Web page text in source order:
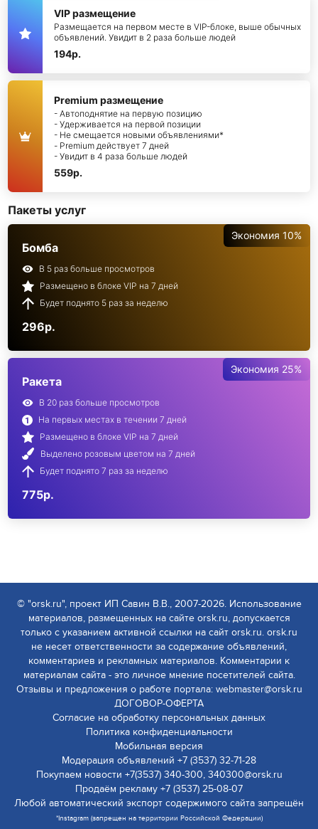
VIP размещение
Размещается на первом месте в VIP-блоке, выше обычных
объявлений. Увидит в 2 раза больше людей
194р.
Premium размещение
- Автоподнятие на первую позицию
- Удерживается на первой позиции
- Не смещается новыми объявлениями*
- Premium действует 7 дней
- Увидит в 4 раза больше людей
559р.
Пакеты услуг
Экономия 10%
Бомба
В 5 раз больше просмотров
Размещено в блоке VIP на 7 дней
Будет поднято 5 раз за неделю
296р.
Экономия 25%
Ракета
В 20 раз больше просмотров
На первых местах в течении 7 дней
Размещено в блоке VIP на 7 дней
Выделено розовым цветом на 7 дней
Будет поднято 7 раз за неделю
775р.
© "orsk.ru", проект ИП Савин В.В., 2007-2026. Использование
материалов, размещенных на сайте orsk.ru, допускается
только с указанием активной ссылки на сайт orsk.ru. orsk.ru
не несет ответственности за содержание объявлений,
комментариев и рекламных материалов. Комментарии к
материалам сайта - это личное мнение посетителей сайта.
Отзывы и предложения о работе портала: webmaster@orsk.ru
ДОГОВОР-ОФЕРТА
Согласие на обработку персональных данных
Политика конфиденциальности
Мобильная версия
Модерация объявлений +7 (3537) 32-71-28
Покупаем новости +7(3537) 340-300, 340300@orsk.ru
Продаём рекламу +7 (3537) 25-08-07
Любой автоматический экспорт содержимого сайта запрещён
*Instagram (запрещен на территории Российской Федерации)